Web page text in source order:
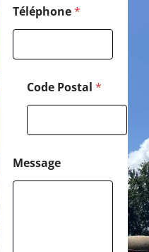
Téléphone*
Code Postal *
Message